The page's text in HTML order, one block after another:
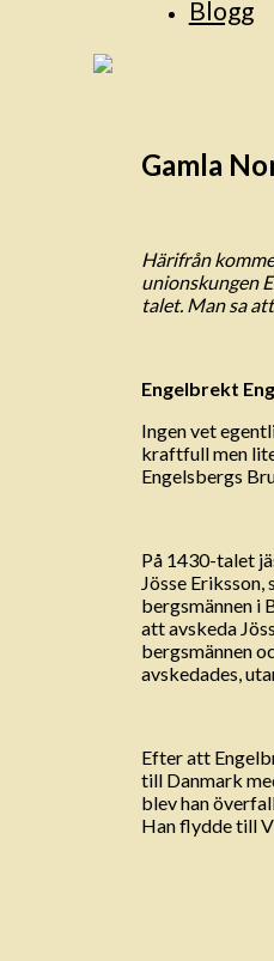
Blogg
Gamla
Härifrån
unionskungen
talet. Man sa
Engelbrekt
Ingen vet
kraftfull men
Engelsbergs
På 1430-talet
Jösse
bergsmännen i
att avskeda
bergsmännen
avskedades,
Efter att
till Danmark
blev han
Han flydde till